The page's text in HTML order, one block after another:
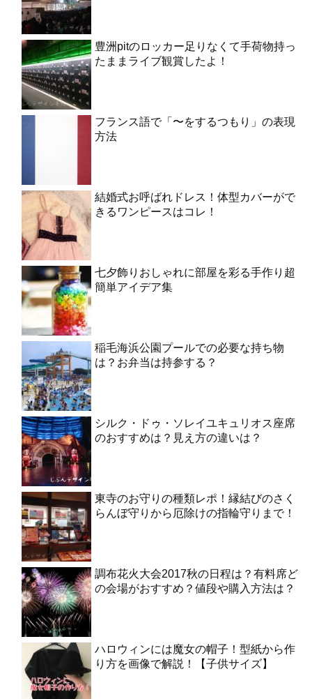
豊洲pitのロッカー足りなくて手荷物持っ
たままライブ観賞したよ！
フランス語で「〜をするつもり」の表現
方法
結婚式お呼ばれドレス！体型カバーがで
きるワンピースはコレ！
七夕飾りおしゃれに部屋を彩る手作り超
簡単アイデア集
稲毛海浜公園プールでの必要な持ち物
は？お弁当は持参する？
シルク・ドゥ・ソレイユキュリオス座席
のおすすめは？見え方の違いは？
東寺のお守りの種類レポ！縁結びのさく
らんぼ守りから厄除けの指輪守りまで！
調布花火大会2017秋の日程は？有料席ど
の会場がおすすめ？値段や購入方法は？
ハロウィンには魔女の帽子！型紙から作
り方を画像で解説！【子供サイズ】